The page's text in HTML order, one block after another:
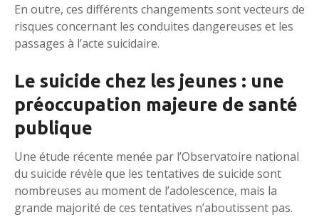
En outre, ces différents changements sont vecteurs de
risques concernant les conduites dangereuses et les
passages à l’acte suicidaire.
Le suicide chez les jeunes : une
préoccupation majeure de santé
publique
Une étude récente menée par l’Observatoire national
du suicide révèle que les tentatives de suicide sont
nombreuses au moment de l’adolescence, mais la
grande majorité de ces tentatives n’aboutissent pas.